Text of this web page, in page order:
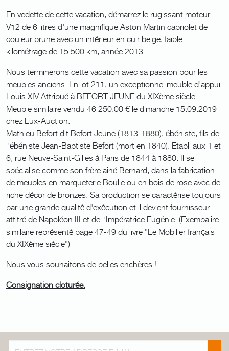
En vedette de cette vacation, démarrez le rugissant moteur
V12 de 6 litres d'une magnifique Aston Martin cabriolet de
couleur brune avec un intérieur en cuir beige, faible
kilométrage de 15 500 km, année 2013.
Nous terminerons cette vacation avec sa passion pour les
meubles anciens. En lot 211, un exceptionnel meuble d'appui
Louis XIV Attribué à BEFORT JEUNE du XIXème siècle.
Meuble similaire vendu 46 250.00 € le dimanche 15.09.2019
chez Lux-Auction.
Mathieu Befort dit Befort Jeune (1813-1880), ébéniste, fils de
l'ébéniste Jean-Baptiste Befort (mort en 1840). Etabli aux 1 et
6, rue Neuve-Saint-Gilles à Paris de 1844 à 1880. Il se
spécialise comme son frère ainé Bernard, dans la fabrication
de meubles en marqueterie Boulle ou en bois de rose avec de
riche décor de bronzes. Sa production se caractérise toujours
par une grande qualité d'exécution et il devient fournisseur
attitré de Napoléon III et de l'Impératrice Eugénie. (Exempalire
similaire représenté page 47-49 du livre "Le Mobilier français
du XIXème siècle")
Nous vous souhaitons de belles enchères !
Consignation cloturée.